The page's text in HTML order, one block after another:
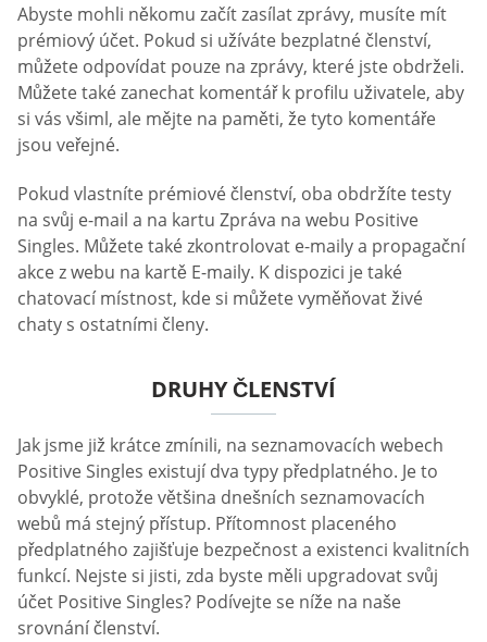
Abyste mohli někomu začít zasílat zprávy, musíte mít
prémiový účet. Pokud si užíváte bezplatné členství,
můžete odpovídat pouze na zprávy, které jste obdrželi.
Můžete také zanechat komentář k profilu uživatele, aby
si vás všiml, ale mějte na paměti, že tyto komentáře
jsou veřejné.
Pokud vlastníte prémiové členství, oba obdržíte testy
na svůj e-mail a na kartu Zpráva na webu Positive
Singles. Můžete také zkontrolovat e-maily a propagační
akce z webu na kartě E-maily. K dispozici je také
chatovací místnost, kde si můžete vyměňovat živé
chaty s ostatními členy.
DRUHY ČLENSTVÍ
Jak jsme již krátce zmínili, na seznamovacích webech
Positive Singles existují dva typy předplatného. Je to
obvyklé, protože většina dnešních seznamovacích
webů má stejný přístup. Přítomnost placeného
předplatného zajišťuje bezpečnost a existenci kvalitních
funkcí. Nejste si jisti, zda byste měli upgradovat svůj
účet Positive Singles? Podívejte se níže na naše
srovnání členství.